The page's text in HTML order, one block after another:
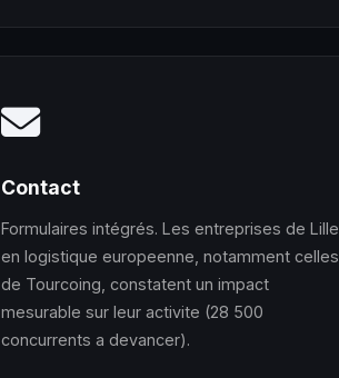
Contact
Formulaires intégrés. Les entreprises de Lille
en logistique europeenne, notamment celles
de Tourcoing, constatent un impact
mesurable sur leur activite (28 500
concurrents a devancer).